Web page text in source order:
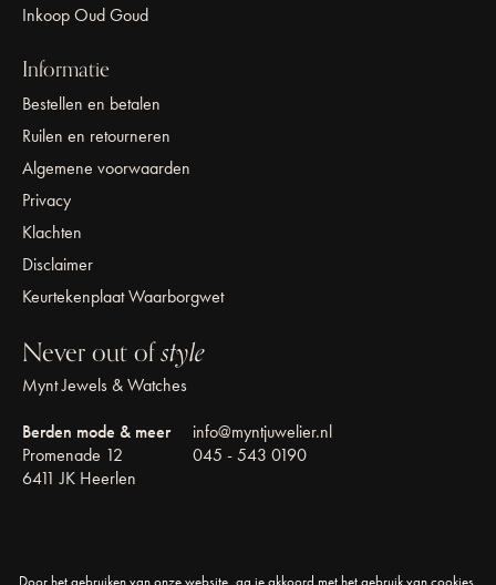
Inkoop Oud Goud
Informatie
Bestellen en betalen
Ruilen en retourneren
Algemene voorwaarden
Privacy
Klachten
Disclaimer
Keurtekenplaat Waarborgwet
Never out ofstyle
Mynt Jewels & Watches
Berden mode & meer
Promenade 12
6411 JK Heerlen
info@myntjuwelier.nl
045 - 543 0190
Door het gebruiken van onze website, ga je akkoord met het gebruik van cookies